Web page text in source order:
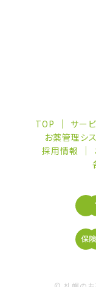
TOP サー
お薬管理シ
採用情報